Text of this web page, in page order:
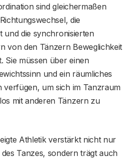
sind gleichermaßen
die
und die synchronisierten
von den Tänzern Beweglichkeit
Sie müssen über einen
und ein räumliches
verfügen, um sich im Tanzraum
mit anderen Tänzern zu
Athletik verstärkt nicht nur
Tanzes, sondern trägt auch